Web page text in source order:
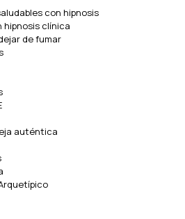
con hipnosis
hipnosis clínica
de fumar
auténtica